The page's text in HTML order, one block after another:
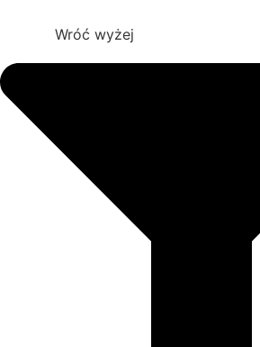
Wróć wyżej